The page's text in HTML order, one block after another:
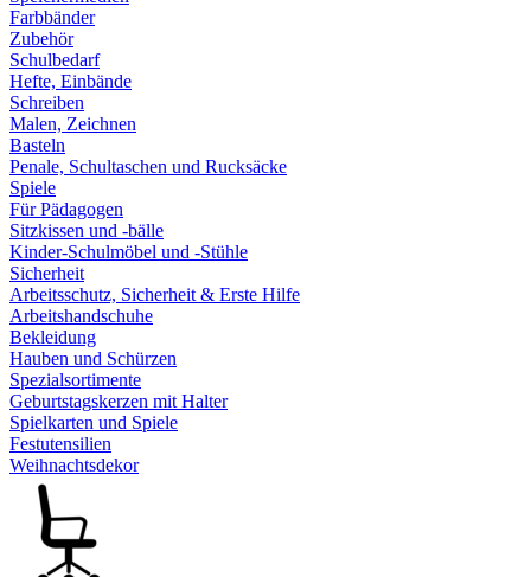
Farbbänder
Zubehör
Schulbedarf
Hefte, Einbände
Schreiben
Malen, Zeichnen
Basteln
Penale, Schultaschen und Rucksäcke
Spiele
Für Pädagogen
Sitzkissen und -bälle
Kinder-Schulmöbel und -Stühle
Sicherheit
Arbeitsschutz, Sicherheit & Erste Hilfe
Arbeitshandschuhe
Bekleidung
Hauben und Schürzen
Spezialsortimente
Geburtstagskerzen mit Halter
Spielkarten und Spiele
Festutensilien
Weihnachtsdekor